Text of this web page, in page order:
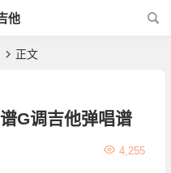
他
正文
G调吉他弹唱谱
4,255